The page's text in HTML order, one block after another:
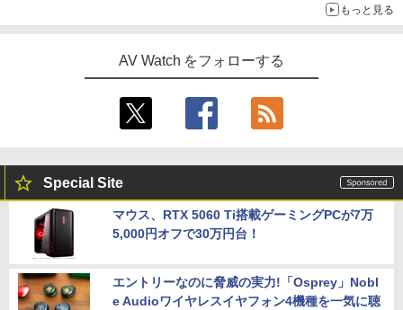
もっと見る
AV Watch をフォローする
Special Site
マウス、RTX 5060 Ti搭載ゲーミングPCが7万
5,000円オフで30万円台！
エントリーなのに脅威の実力!「Osprey」Nobl
e Audioワイヤレスイヤフォン4機種を一気に聴